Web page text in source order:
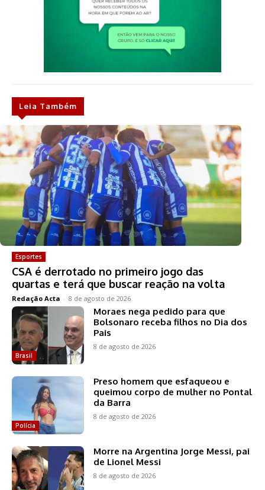
Leia Também
Esportes
CSA é derrotado no primeiro jogo das
quartas e terá que buscar reação na volta
Redação Acta - 8 de agosto de 2026
Brasil
Moraes nega pedido para que
Bolsonaro receba filhos no Dia dos
Pais
8 de agosto de 2026
Polícia
Preso homem que esfaqueou e
queimou corpo de mulher no Pontal
da Barra
8 de agosto de 2026
Morre na Argentina Jorge Messi, pai
de Lionel Messi
8 de agosto de 2026